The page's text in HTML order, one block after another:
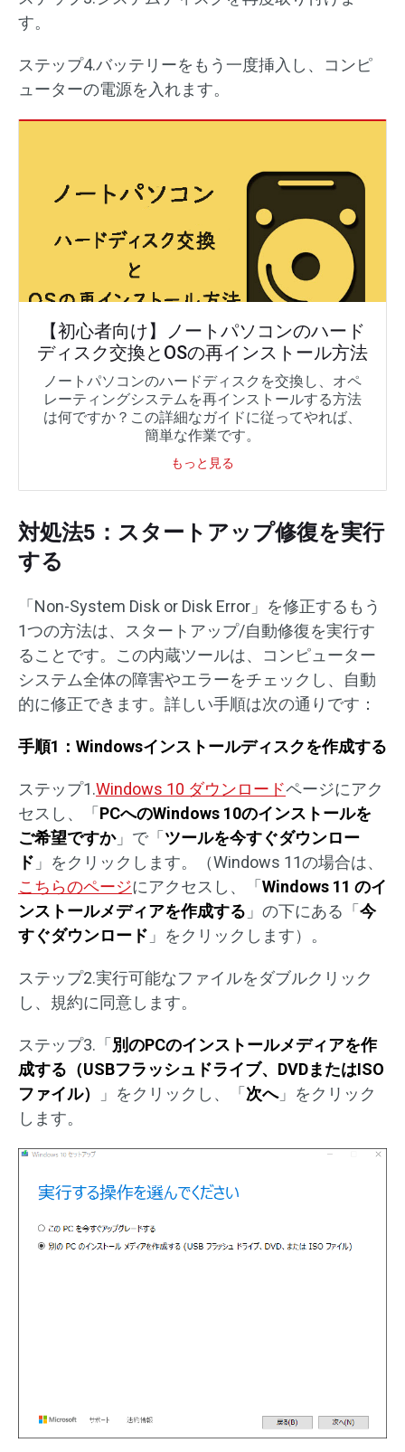
す。
ステップ4.バッテリーをもう一度挿入し、コンピ
ューターの電源を入れます。
【初心者向け】ノートパソコンのハード
ディスク交換とOSの再インストール方法
ノートパソコンのハードディスクを交換し、オペ
レーティングシステムを再インストールする方法
は何ですか？この詳細なガイドに従ってやれば、
簡単な作業です。
もっと見る
対処法5：スタートアップ修復を実行
する
「Non-System Disk or Disk Error」を修正するもう
1つの方法は、スタートアップ/自動修復を実行す
ることです。この内蔵ツールは、コンピューター
システム全体の障害やエラーをチェックし、自動
的に修正できます。詳しい手順は次の通りです：
手順1：Windowsインストールディスクを作成する
ステップ1.Windows 10 ダウンロードページにアク
セスし、「 PCへのWindows 10のインストールを
ご希望ですか」で「 ツールを今すぐダウンロー
ド 」をクリックします。（Windows 11の場合は、
こちらのページにアクセスし、「 Windows 11 のイ
ンストールメディアを作成する 」の下にある「 今
すぐダウンロード 」をクリックします）。
ステップ2.実行可能なファイルをダブルクリック
し、規約に同意します。
ステップ3.「 別のPCのインストールメディアを作
成する（USBフラッシュドライブ、DVDまたはISO
ファイル）
」をクリックし、「 次へ」をクリック
します。